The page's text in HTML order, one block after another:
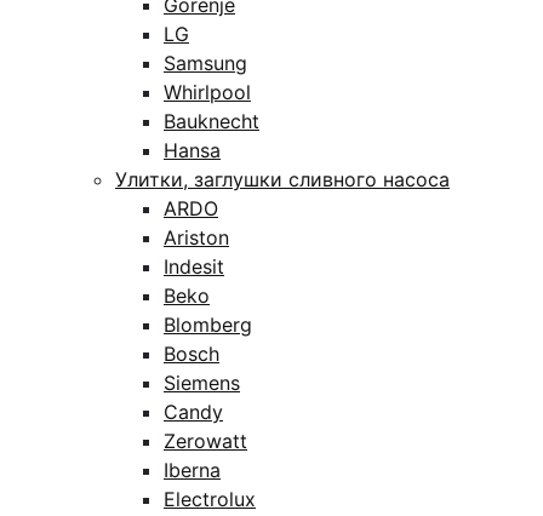
Gorenje
LG
Samsung
Whirlpool
Bauknecht
Hansa
Улитки, заглушки сливного насоса
ARDO
Ariston
Indesit
Beko
Blomberg
Bosch
Siemens
Candy
Zerowatt
Iberna
Electrolux